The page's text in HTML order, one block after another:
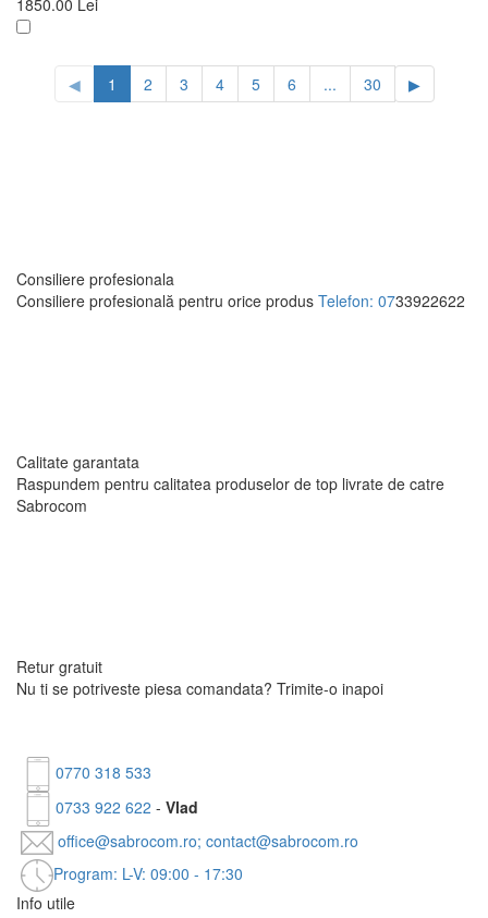
◀ 1 2 3 4 5 6 ... 30 ▶
Consiliere profesionala
Consiliere profesională pentru orice produs Telefon: 0733922622
Calitate garantata
Raspundem pentru calitatea produselor de top livrate de catre
Sabrocom
Retur gratuit
Nu ti se potriveste piesa comandata? Trimite-o inapoi
0770 318 533
0733 922 622 - Vlad
office@sabrocom.ro; contact@sabrocom.ro
Program: L-V: 09:00 - 17:30
Info utile